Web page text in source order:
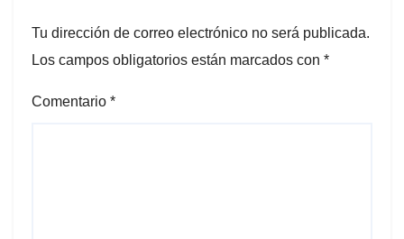
Tu dirección de correo electrónico no será publicada.
Los campos obligatorios están marcados con *
Comentario *